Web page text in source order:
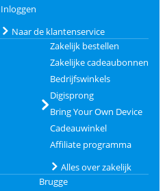
Inloggen
Naar de klantenservice
Zakelijk bestellen
Zakelijke cadeaubonnen
Bedrijfswinkels
Digisprong
Bring Your Own Device
Cadeauwinkel
Affiliate programma
Alles over zakelijk
Brugge